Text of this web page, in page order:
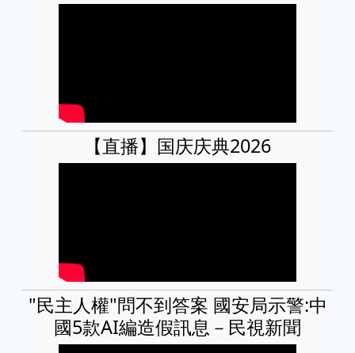
【直播】国庆庆典2026
"民主人權"問不到答案 國安局示警:中
國5款AI編造假訊息－民視新聞